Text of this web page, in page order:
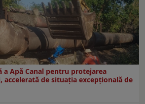
Apă Canal pentru protejarea
de situația excepțională de